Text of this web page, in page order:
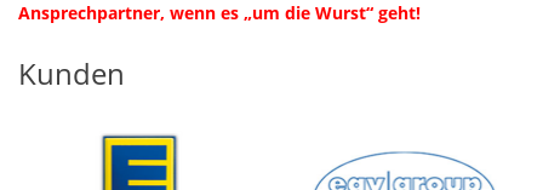
Ansprechpartner, wenn es „um die Wurst“ geht!
Kunden